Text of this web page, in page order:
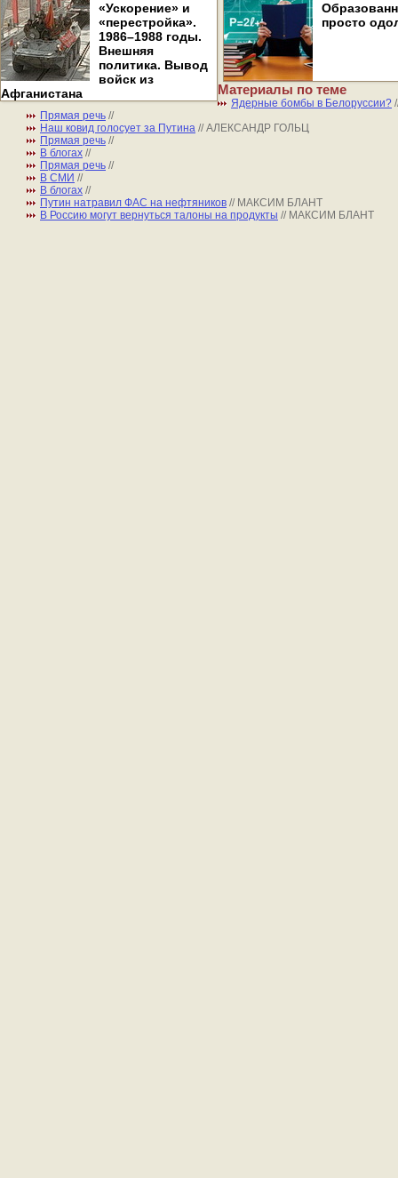
«Ускорение» и
«перестройка».
1986–1988 годы.
Внешняя
политика. Вывод
войск из
Афганистана
просто
Материалы по теме
Ядерные бомбы в Белоруссии?
Прямая речь //
Наш ковид голосует за Путина // АЛЕКСАНДР ГОЛЬЦ
Прямая речь //
В блогах //
Прямая речь //
В СМИ //
В блогах //
Путин натравил ФАС на нефтяников // МАКСИМ БЛАНТ
В Россию могут вернуться талоны на продукты // МАКСИМ БЛАНТ